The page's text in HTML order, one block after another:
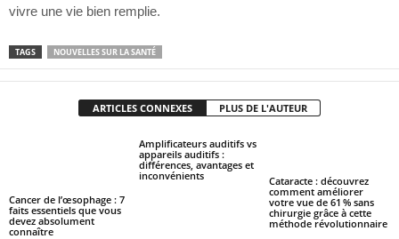
vivre une vie bien remplie.
TAGS NOUVELLES SUR LA SANTÉ
ARTICLES CONNEXES PLUS DE L'AUTEUR
Cancer de l’œsophage : 7
faits essentiels que vous
devez absolument
connaître
Amplificateurs auditifs vs
appareils auditifs :
différences, avantages et
inconvénients
Cataracte : découvrez
comment améliorer
votre vue de 61 % sans
chirurgie grâce à cette
méthode révolutionnaire